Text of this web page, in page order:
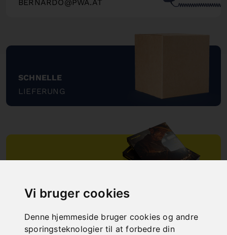
Vi bruger cookies
Denne hjemmeside bruger cookies og andre
sporingsteknologier til at forbedre din
BERNARDO@PWA.AT
SCHNELLE
LIEFERUNG
"